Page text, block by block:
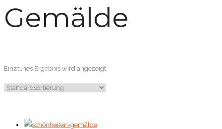
Gemälde
Einzelnes Ergebnis wird angezeigt